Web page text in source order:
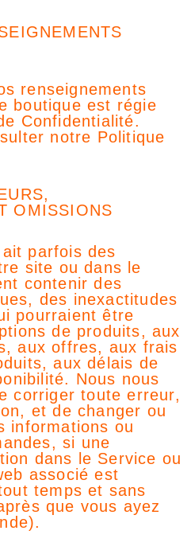
renseignements
boutique est régie
Confidentialité.
notre Politique
OMISSIONS
parfois des
site ou dans le
contenir des
des inexactitudes
pourraient être
de produits, aux
aux offres, aux frais
aux délais de
Nous nous
corriger toute erreur,
et de changer ou
informations ou
si une
dans le Service ou
associé est
temps et sans
que vous ayez